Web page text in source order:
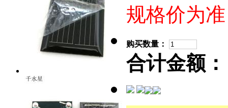
规格价为准
购买数量：
合计金额：